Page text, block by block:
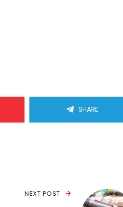
SHARE
NEXT POST